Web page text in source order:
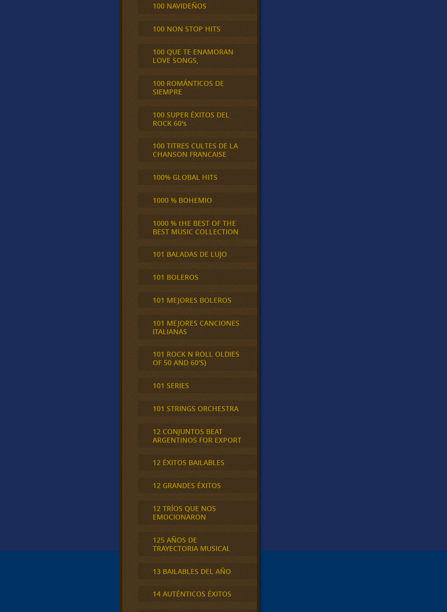
100 NAVIDEÑOS
100 NON STOP HITS
100 QUE TE ENAMORAN
LOVE SONGS,
100 ROMÁNTICOS DE
SIEMPRE
100 SUPER ÉXITOS DEL
ROCK 60's
100 TITRES CULTES DE LA
CHANSON FRANCAISE
100% GLOBAL HITS
1000 % BOHEMIO
1000 % tHE BEST OF THE
BEST MUSIC COLLECTION
101 BALADAS DE LUJO
101 BOLEROS
101 MEJORES BOLEROS
101 MEJORES CANCIONES
ITALIANAS
101 ROCK N ROLL OLDIES
OF 50 AND 60'S}
101 SERIES
101 STRINGS ORCHESTRA
12 CONJUNTOS BEAT
ARGENTINOS FOR EXPORT
12 ÉXITOS BAILABLES
12 GRANDES ÉXITOS
12 TRÍOS QUE NOS
EMOCIONARON
125 AÑOS DE
TRAYECTORIA MUSICAL
13 BAILABLES DEL AÑO
14 AUTÉNTICOS ÉXITOS